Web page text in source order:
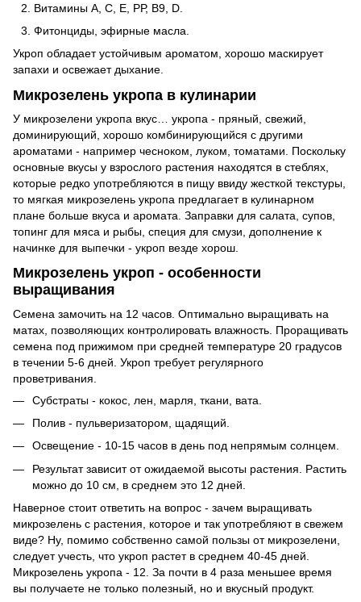
Витамины А, С, Е, РР, В9, D.
Фитонциды, эфирные масла.
Укроп обладает устойчивым ароматом, хорошо маскирует
запахи и освежает дыхание.
Микрозелень укропа в кулинарии
У микрозелени укропа вкус… укропа - пряный, свежий,
доминирующий, хорошо комбинирующийся с другими
ароматами - например чесноком, луком, томатами. Поскольку
основные вкусы у взрослого растения находятся в стеблях,
которые редко употребляются в пищу ввиду жесткой текстуры,
то мягкая микрозелень укропа предлагает в кулинарном
плане больше вкуса и аромата. Заправки для салата, супов,
топинг для мяса и рыбы, специя для смузи, дополнение к
начинке для выпечки - укроп везде хорош.
Микрозелень укроп - особенности
выращивания
Семена замочить на 12 часов. Оптимально выращивать на
матах, позволяющих контролировать влажность. Проращивать
семена под прижимом при средней температуре 20 градусов
в течении 5-6 дней. Укроп требует регулярного
проветривания.
Субстраты - кокос, лен, марля, ткани, вата.
Полив - пульверизатором, щадящий.
Освещение - 10-15 часов в день под непрямым солнцем.
Результат зависит от ожидаемой высоты растения. Растить
можно до 10 см, в среднем это 12 дней.
Наверное стоит ответить на вопрос - зачем выращивать
микрозелень с растения, которое и так употребляют в свежем
виде? Ну, помимо собственно самой пользы от микрозелени,
следует учесть, что укроп растет в среднем 40-45 дней.
Микрозелень укропа - 12. За почти в 4 раза меньшее время
вы получаете не только полезный, но и вкусный продукт.